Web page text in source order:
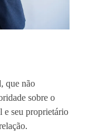
que não
sobre o
e seu proprietário